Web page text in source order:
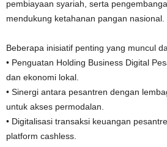
pembiayaan syariah, serta
mendukung ketahanan pangan nasional.
Beberapa inisiatif penting yang muncul
• Penguatan Holding Business Digital
dan ekonomi lokal.
• Sinergi antara pesantren dengan
untuk akses permodalan.
• Digitalisasi transaksi keuangan
platform cashless.